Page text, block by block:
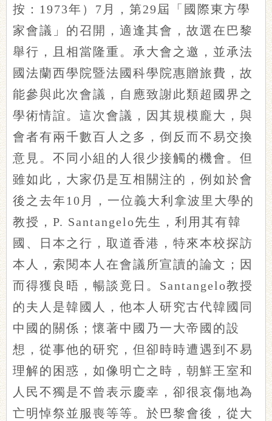
按：1973年 ）7月，第29屆「國際東方學
家會議」的召開，適逢其會，故選在巴黎
舉行，且相當隆重。承大會之邀，並承法
國法蘭西學院暨法國科學院惠贈旅費，故
能參與此次會議，自應致謝此類超國界之
學術情誼。這次會議，因其規模龐大，與
會者有兩千數百人之多，倒反而不易交換
意見。不同小組的人很少接觸的機會。但
雖如此，大家仍是互相關注的，例如於會
後之去年10月，一位義大利拿波里大學的
教授，P. Santangelo先生，利用其有韓
國、日本之行，取道香港，特來本校探訪
本人，索閱本人在會議所宣讀的論文；因
而得獲良晤，暢談竟日。Santangelo教授
的夫人是韓國人，他本人研究古代韓國同
中國的關係；懷著中國乃一大帝國的設
想，從事他的研究，但卻時時遭遇到不易
理解的困惑，如像明亡之時，朝鮮王室和
人民不獨是不曾表示慶幸，卻很哀傷地為
亡明悼祭並服喪等等。於巴黎會後，從大